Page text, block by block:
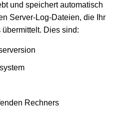
und speichert automatisch
Server-Log-Dateien, die Ihr
Dies sind:
Rechners